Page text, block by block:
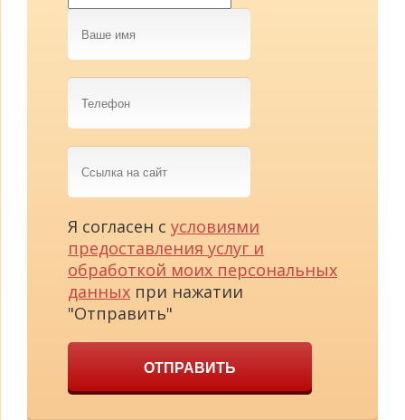
Ваше
имя
Телефон
Ссылка
на
сайт
Я согласен с условиями
предоставления услуг и
обработкой моих персональных
данных при нажатии
"Отправить"
ОТПРАВИТЬ